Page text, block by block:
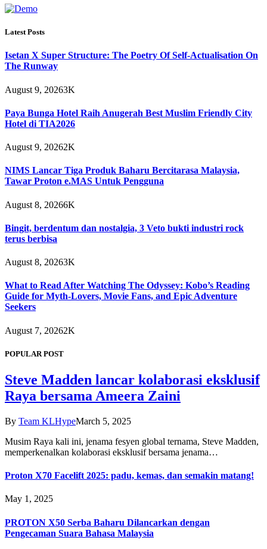
Latest Posts
Isetan X Super Structure: The Poetry Of Self-Actualisation On
The Runway
August 9, 20263K
Paya Bunga Hotel Raih Anugerah Best Muslim Friendly City
Hotel di TIA2026
August 9, 20262K
NIMS Lancar Tiga Produk Baharu Bercitarasa Malaysia,
Tawar Proton e.MAS Untuk Pengguna
August 8, 20266K
Bingit, berdentum dan nostalgia, 3 Veto bukti industri rock
terus berbisa
August 8, 20263K
What to Read After Watching The Odyssey: Kobo’s Reading
Guide for Myth-Lovers, Movie Fans, and Epic Adventure
Seekers
August 7, 20262K
POPULAR POST
Steve Madden lancar kolaborasi eksklusif
Raya bersama Ameera Zaini
By Team KLHypeMarch 5, 2025
Musim Raya kali ini, jenama fesyen global ternama, Steve Madden,
memperkenalkan kolaborasi eksklusif bersama jenama…
Proton X70 Facelift 2025: padu, kemas, dan semakin matang!
May 1, 2025
PROTON X50 Serba Baharu Dilancarkan dengan
Pengecaman Suara Bahasa Malaysia